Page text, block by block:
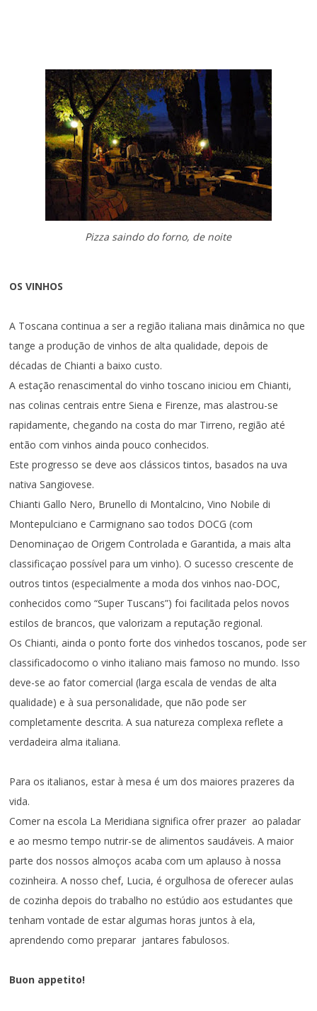
Pizza saindo do forno, de noite
OS VINHOS
A Toscana continua a ser a região italiana mais dinâmica no que
tange a produção de vinhos de alta qualidade, depois de
décadas de Chianti a baixo custo.
A estação renascimental do vinho toscano iniciou em Chianti,
nas colinas centrais entre Siena e Firenze, mas alastrou-se
rapidamente, chegando na costa do mar Tirreno, região até
então com vinhos ainda pouco conhecidos.
Este progresso se deve aos clássicos tintos, basados na uva
nativa Sangiovese.
Chianti Gallo Nero, Brunello di Montalcino, Vino Nobile di
Montepulciano e Carmignano sao todos DOCG (com
Denominaçao de Origem Controlada e Garantida, a mais alta
classificaçao possível para um vinho). O sucesso crescente de
outros tintos (especialmente a moda dos vinhos nao-DOC,
conhecidos como “Super Tuscans”) foi facilitada pelos novos
estilos de brancos, que valorizam a reputação regional.
Os Chianti, ainda o ponto forte dos vinhedos toscanos, pode ser
classificadocomo o vinho italiano mais famoso no mundo. Isso
deve-se ao fator comercial (larga escala de vendas de alta
qualidade) e à sua personalidade, que não pode ser
completamente descrita. A sua natureza complexa reflete a
verdadeira alma italiana.
Para os italianos, estar à mesa é um dos maiores prazeres da
vida.
Comer na escola La Meridiana significa ofrer prazer ao paladar
e ao mesmo tempo nutrir-se de alimentos saudáveis. A maior
parte dos nossos almoços acaba com um aplauso à nossa
cozinheira. A nosso chef, Lucia, é orgulhosa de oferecer aulas
de cozinha depois do trabalho no estúdio aos estudantes que
tenham vontade de estar algumas horas juntos à ela,
aprendendo como preparar jantares fabulosos.
Buon appetito!